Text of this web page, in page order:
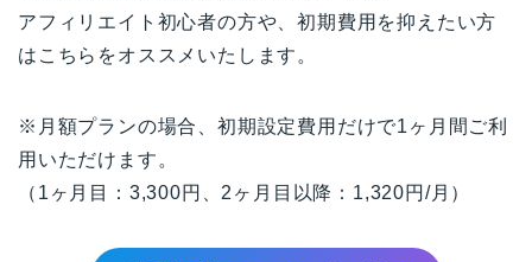
アフィリエイト初心者の方や、初期費用を抑えたい方
はこちらをオススメいたします。
※月額プランの場合、初期設定費用だけで1ヶ月間ご利
用いただけます。
（1ヶ月目：3,300円、2ヶ月目以降：1,320円/月）